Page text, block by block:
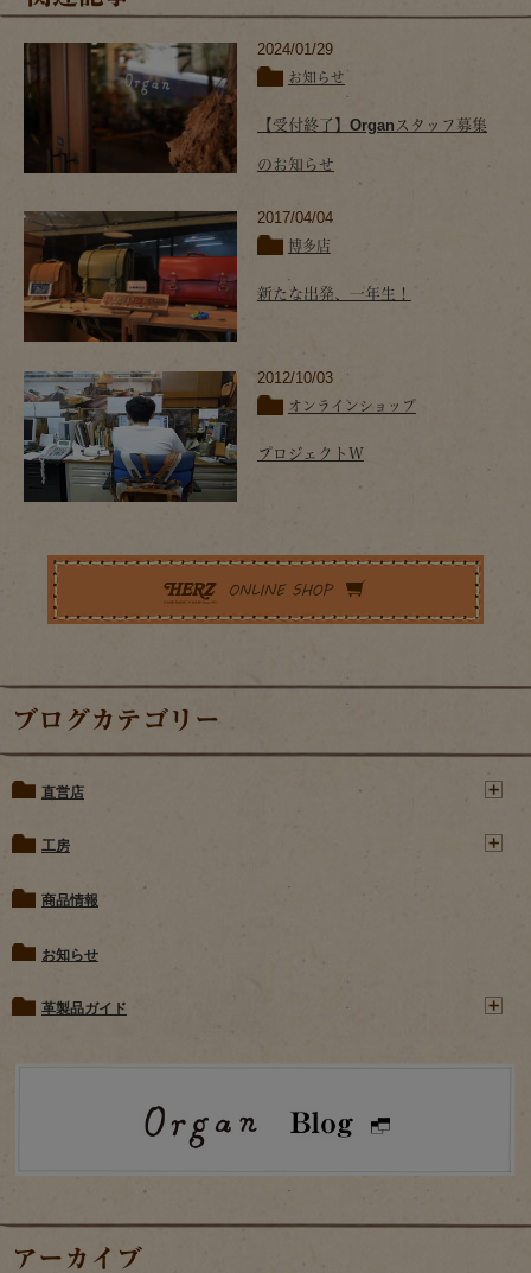
2024/01/29
お知らせ
【受付終了】Organスタッフ募集
のお知らせ
2017/04/04
博多店
新たな出発、一年生！
2012/10/03
オンラインショップ
プロジェクトＷ
ブログカテゴリー
直営店
工房
商品情報
お知らせ
革製品ガイド
アーカイブ